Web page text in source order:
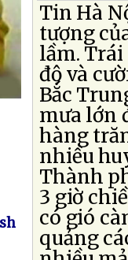
Tin Hà
tượng
lầm.
độ và
Bắc
mưa lớn
hàng
nhiều
Thành
3 giờ
có gió
quảng